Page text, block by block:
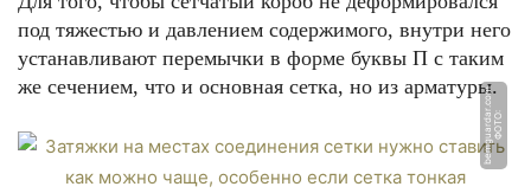
под тяжестью и давлением содержимого, внутри него
устанавливают перемычки в форме буквы П с таким
же сечением, что и основная сетка, но из арматуры.
Ф
О
Т
О:
b
e
m
g
u
a
r
d
a
r.
c
o
m